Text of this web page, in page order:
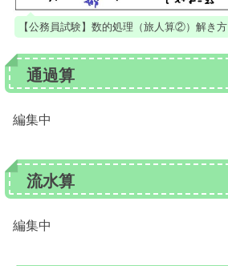
【公務員試験】数的処理（旅人算②）解き方
通過算
編集中
流水算
編集中